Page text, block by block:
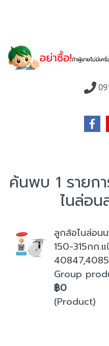
ค้นพบ 1 รายก
ไนล่อน
ลูกล้อไนล่อน
150-315กก.
Group
฿0
(Product)